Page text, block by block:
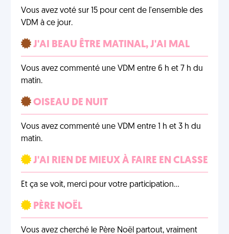
Vous avez voté sur 15 pour cent de l'ensemble des
VDM à ce jour.
J'AI BEAU ÊTRE MATINAL, J'AI MAL
Vous avez commenté une VDM entre 6 h et 7 h du
matin.
OISEAU DE NUIT
Vous avez commenté une VDM entre 1 h et 3 h du
matin.
J'AI RIEN DE MIEUX À FAIRE EN CLASSE
Et ça se voit, merci pour votre participation…
PÈRE NOËL
Vous avez cherché le Père Noël partout, vraiment